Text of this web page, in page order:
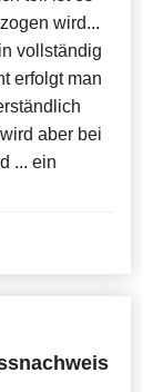
wird...
vollständig
erfolgt man
aber bei
... ein